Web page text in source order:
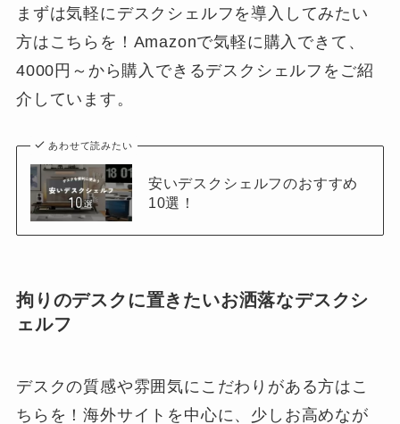
まずは気軽にデスクシェルフを導入してみたい
方はこちらを！Amazonで気軽に購入できて、
4000円～から購入できるデスクシェルフをご紹
介しています。
あわせて読みたい
安いデスクシェルフのおすすめ
10選！
拘りのデスクに置きたいお洒落なデスクシ
ェルフ
デスクの質感や雰囲気にこだわりがある方はこ
ちらを！海外サイトを中心に、少しお高めなが